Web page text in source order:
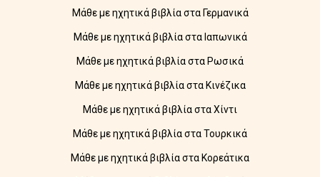
Μάθε με ηχητικά βιβλία στα Γερμανικά
Μάθε με ηχητικά βιβλία στα Ιαπωνικά
Μάθε με ηχητικά βιβλία στα Ρωσικά
Μάθε με ηχητικά βιβλία στα Κινέζικα
Μάθε με ηχητικά βιβλία στα Χίντι
Μάθε με ηχητικά βιβλία στα Τουρκικά
Μάθε με ηχητικά βιβλία στα Κορεάτικα